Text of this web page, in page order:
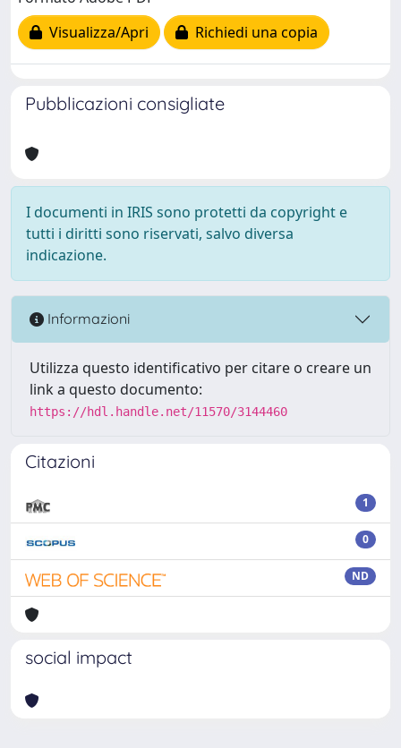
Visualizza/Apri
Richiedi una copia
Pubblicazioni consigliate
I documenti in IRIS sono protetti da copyright e
tutti i diritti sono riservati, salvo diversa
indicazione.
Informazioni
Utilizza questo identificativo per citare o creare un
link a questo documento:
https://hdl.handle.net/11570/3144460
Citazioni
1
0
ND
social impact